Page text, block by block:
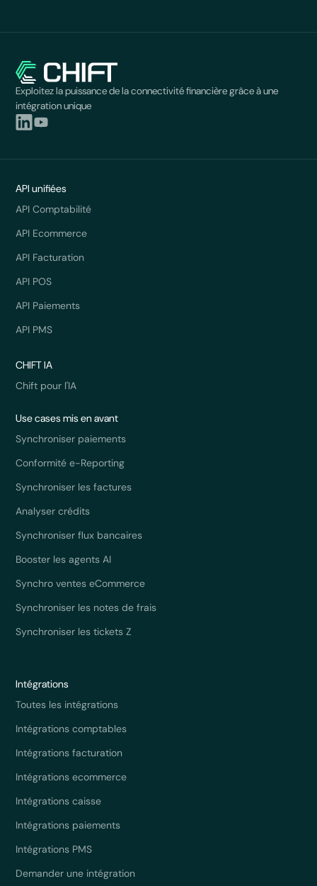
Exploitez la puissance de la connectivité financière grâce à une
intégration unique
API unifiées
API Comptabilité
API Ecommerce
API Facturation
API POS
API Paiements
API PMS
CHIFT IA
Chift pour l'IA
Use cases mis en avant
Synchroniser paiements
Conformité e-Reporting
Synchroniser les factures
Analyser crédits
Synchroniser flux bancaires
Booster les agents AI
Synchro ventes eCommerce
Synchroniser les notes de frais
Synchroniser les tickets Z
Intégrations
Toutes les intégrations
Intégrations comptables
Intégrations facturation
Intégrations ecommerce
Intégrations caisse
Intégrations paiements
Intégrations PMS
Demander une intégration